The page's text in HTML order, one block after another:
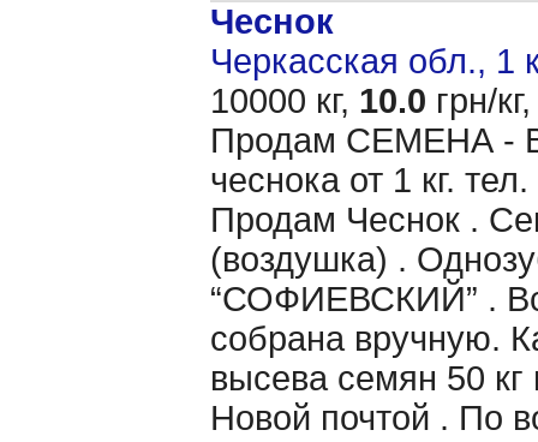
Чеснок
Черкасская обл., 1
10000 кг, 10.0 грн/кг,
Продам CЕМЕНА -
чеснока от 1 кг.
Продам Чеснок .
(воздушка) .
“СОФИЕВСКИЙ” .
собрана вручную.
высева семян 50 кг
Новой почтой . По